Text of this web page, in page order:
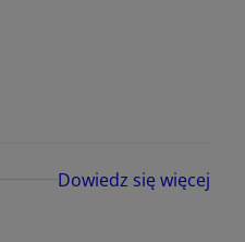
Dowiedz się więcej